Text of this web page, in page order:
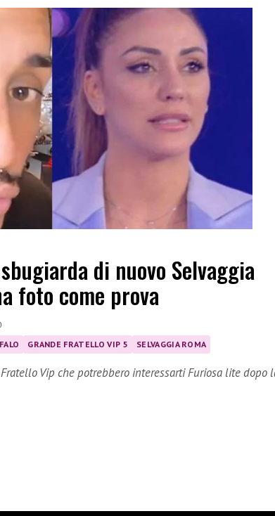
di nuovo Selvaggia
foto come prova
GRANDE FRATELLO VIP 5 SELVAGGIA ROMA
Vip che potrebbero interessarti Furiosa lite dopo